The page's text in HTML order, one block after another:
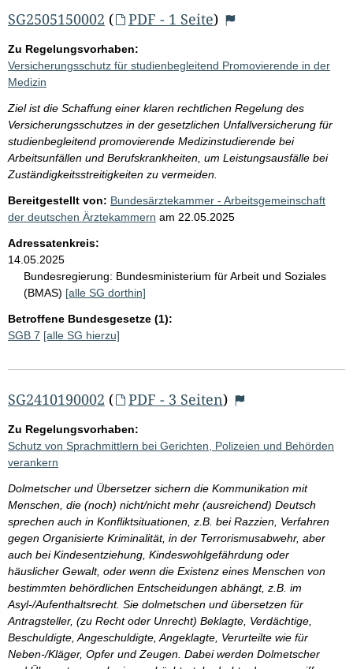
SG2505150002 ( PDF - 1 Seite)
Zu Regelungsvorhaben:
Versicherungsschutz für studienbegleitend Promovierende in der
Medizin
Ziel ist die Schaffung einer klaren rechtlichen Regelung des
Versicherungsschutzes in der gesetzlichen Unfallversicherung für
studienbegleitend promovierende Medizinstudierende bei
Arbeitsunfällen und Berufskrankheiten, um Leistungsausfälle bei
Zuständigkeitsstreitigkeiten zu vermeiden.
Bereitgestellt von: Bundesärztekammer - Arbeitsgemeinschaft
der deutschen Ärztekammern am 22.05.2025
Adressatenkreis:
14.05.2025
Bundesregierung: Bundesministerium für Arbeit und Soziales
(BMAS) [alle SG dorthin]
Betroffene Bundesgesetze (1):
SGB 7 [alle SG hierzu]
SG2410190002 ( PDF - 3 Seiten)
Zu Regelungsvorhaben:
Schutz von Sprachmittlern bei Gerichten, Polizeien und Behörden
verankern
Dolmetscher und Übersetzer sichern die Kommunikation mit
Menschen, die (noch) nicht/nicht mehr (ausreichend) Deutsch
sprechen auch in Konfliktsituationen, z.B. bei Razzien, Verfahren
gegen Organisierte Kriminalität, in der Terrorismusabwehr, aber
auch bei Kindesentziehung, Kindeswohlgefährdung oder
häuslicher Gewalt, oder wenn die Existenz eines Menschen von
bestimmten behördlichen Entscheidungen abhängt, z.B. im
Asyl-/Aufenthaltsrecht. Sie dolmetschen und übersetzen für
Antragsteller, (zu Recht oder Unrecht) Beklagte, Verdächtige,
Beschuldigte, Angeschuldigte, Angeklagte, Verurteilte wie für
Neben-/Kläger, Opfer und Zeugen. Dabei werden Dolmetscher